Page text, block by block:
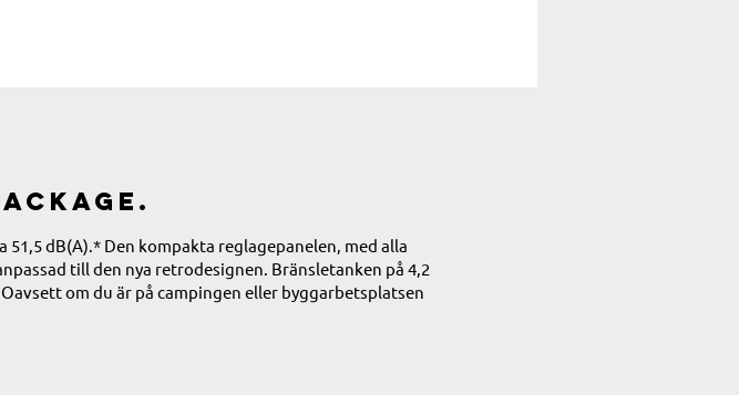
dB(A).* Den kompakta reglagepanelen, med alla
till den nya retrodesignen. Bränsletanken på 4,2
om du är på campingen eller byggarbetsplatsen